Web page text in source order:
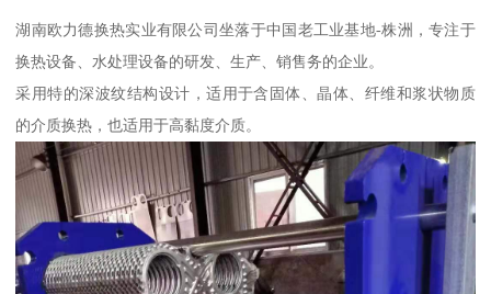
湖南欧力德换热实业有限公司坐落于中国老工业基地-株洲，专注于
换热设备、水处理设备的研发、生产、销售务的企业。
采用特的深波纹结构设计，适用于含固体、晶体、纤维和浆状物质
的介质换热，也适用于高黏度介质。